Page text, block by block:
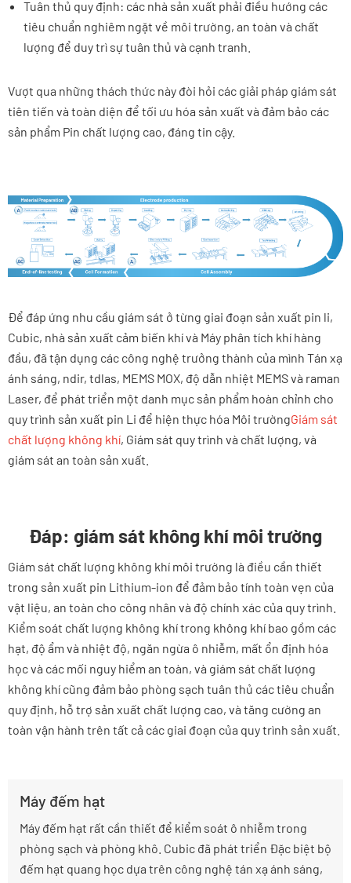
Tuân thủ quy định: các nhà sản xuất phải điều hướng các
tiêu chuẩn nghiêm ngặt về môi trường, an toàn và chất
lượng để duy trì sự tuân thủ và cạnh tranh.
Vượt qua những thách thức này đòi hỏi các giải pháp giám sát
tiên tiến và toàn diện để tối ưu hóa sản xuất và đảm bảo các
sản phẩm Pin chất lượng cao, đáng tin cậy.
Để đáp ứng nhu cầu giám sát ở từng giai đoạn sản xuất pin li,
Cubic, nhà sản xuất cảm biến khí và Máy phân tích khí hàng
đầu, đã tận dụng các công nghệ trưởng thành của mình Tán xạ
ánh sáng, ndir, tdlas, MEMS MOX, độ dẫn nhiệt MEMS và raman
Laser, để phát triển một danh mục sản phẩm hoàn chỉnh cho
quy trình sản xuất pin Li để hiện thực hóa Môi trườngGiám sát
chất lượng không khí, Giám sát quy trình và chất lượng, và
giám sát an toàn sản xuất.
Đáp: giám sát không khí môi trường
Giám sát chất lượng không khí môi trường là điều cần thiết
trong sản xuất pin Lithium-ion để đảm bảo tính toàn vẹn của
vật liệu, an toàn cho công nhân và độ chính xác của quy trình.
Kiểm soát chất lượng không khí trong không khí bao gồm các
hạt, độ ẩm và nhiệt độ, ngăn ngừa ô nhiễm, mất ổn định hóa
học và các mối nguy hiểm an toàn, và giám sát chất lượng
không khí cũng đảm bảo phòng sạch tuân thủ các tiêu chuẩn
quy định, hỗ trợ sản xuất chất lượng cao, và tăng cường an
toàn vận hành trên tất cả các giai đoạn của quy trình sản xuất.
Máy đếm hạt
Máy đếm hạt rất cần thiết để kiểm soát ô nhiễm trong
phòng sạch và phòng khô. Cubic đã phát triển Đặc biệt bộ
đếm hạt quang học dựa trên công nghệ tán xạ ánh sáng,